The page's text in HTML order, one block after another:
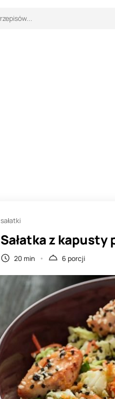
sałatki
Sałatka z
20 min 6 porcji